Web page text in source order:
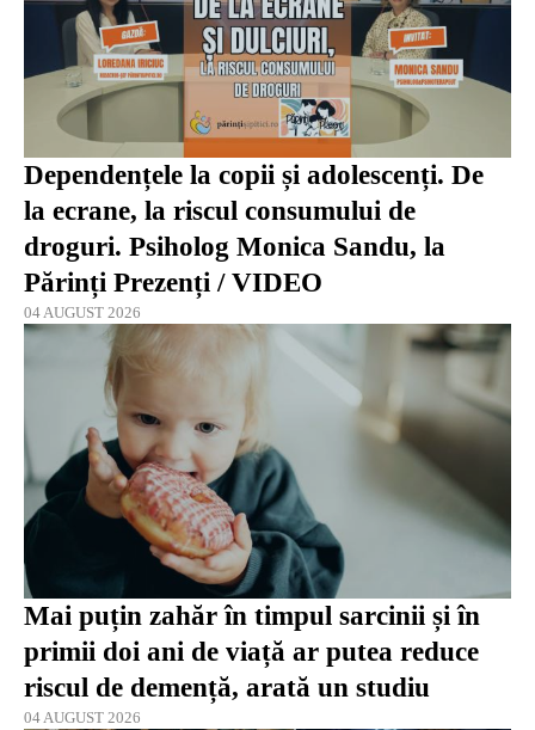
Dependențele la copii și adolescenți. De
la ecrane, la riscul consumului de
droguri. Psiholog Monica Sandu, la
Părinți Prezenți / VIDEO
04 AUGUST 2026
Mai puțin zahăr în timpul sarcinii și în
primii doi ani de viață ar putea reduce
riscul de demență, arată un studiu
04 AUGUST 2026